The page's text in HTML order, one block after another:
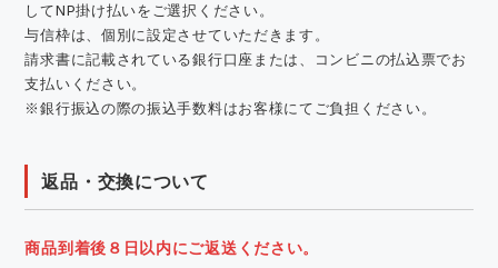
してNP掛け払いをご選択ください。
与信枠は、個別に設定させていただきます。
請求書に記載されている銀行口座または、コンビニの払込票でお
支払いください。
※銀行振込の際の振込手数料はお客様にてご負担ください。
返品・交換について
商品到着後８日以内にご返送ください。